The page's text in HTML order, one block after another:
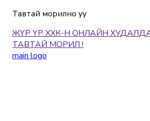
Тавтай морилно уу
ЖҮР ҮР ХХК-Н ОНЛАЙН
ТАВТАЙ МОРИЛ !
main logo